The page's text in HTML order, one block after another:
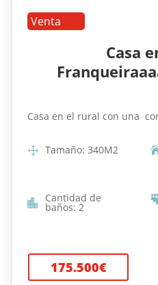
Venta
Casa
Casa en el rural con una
Tamaño: 340M2
Cantidad de
baños: 2
175.500€